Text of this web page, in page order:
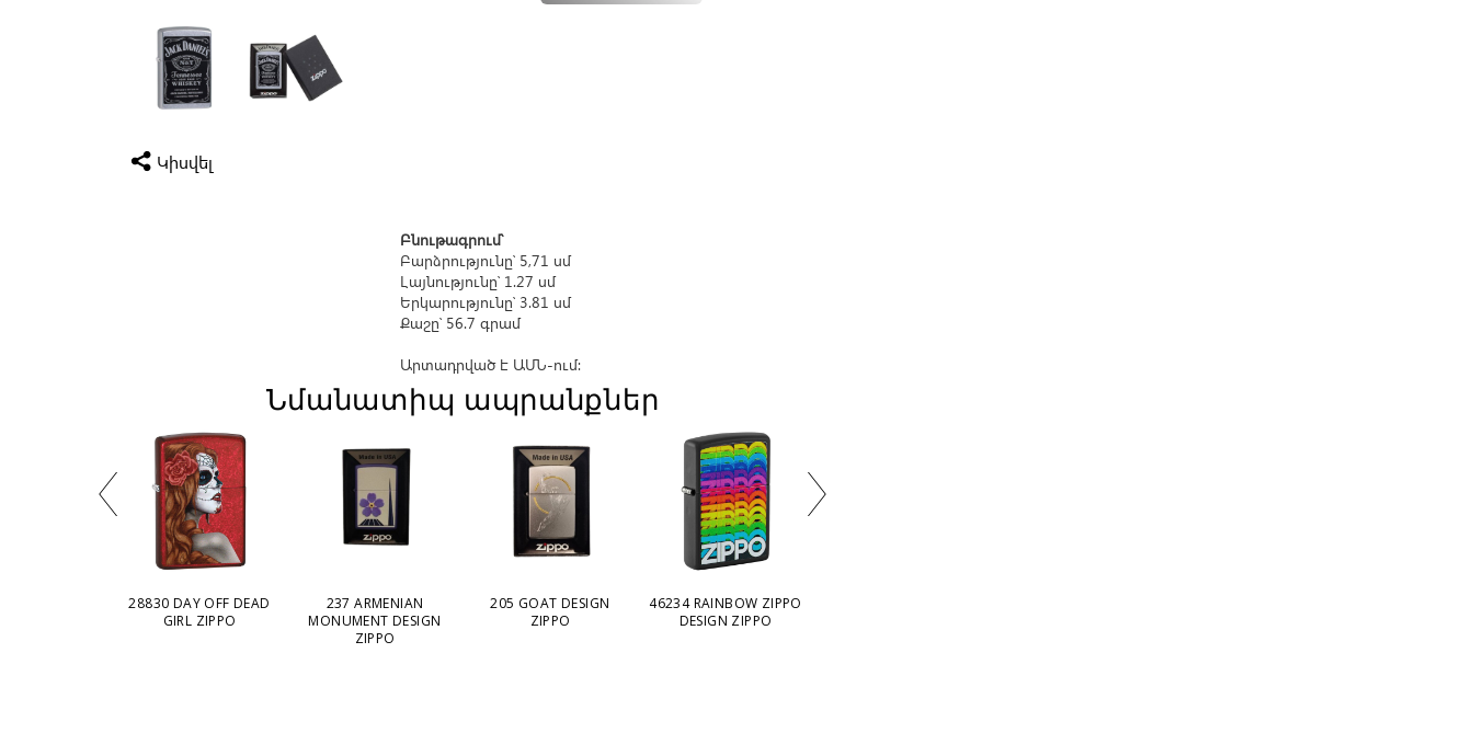
Կիսվել
Բնութագրում՝
Բարձրությունը՝ 5,71 սմ
Լայնությունը՝ 1.27 սմ
Երկարությունը՝ 3.81 սմ
Քաշը՝ 56.7 գրամ
Արտադրված է ԱՄՆ-ում։
Նմանատիպ ապրանքներ
28830 DAY OFF DEAD
GIRL ZIPPO
237 ARMENIAN
MONUMENT DESIGN
ZIPPO
205 GOAT DESIGN
ZIPPO
46234 RAINBOW ZIPPO
DESIGN ZIPPO